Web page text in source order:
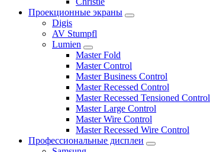
Проекционные экраны
Digis
AV Stumpfl
Lumien
Master Fold
Master Control
Master Business Control
Master Recessed Control
Master Recessed Tensioned Control
Master Large Control
Master Wire Control
Master Recessed Wire Control
Профессиональные дисплеи